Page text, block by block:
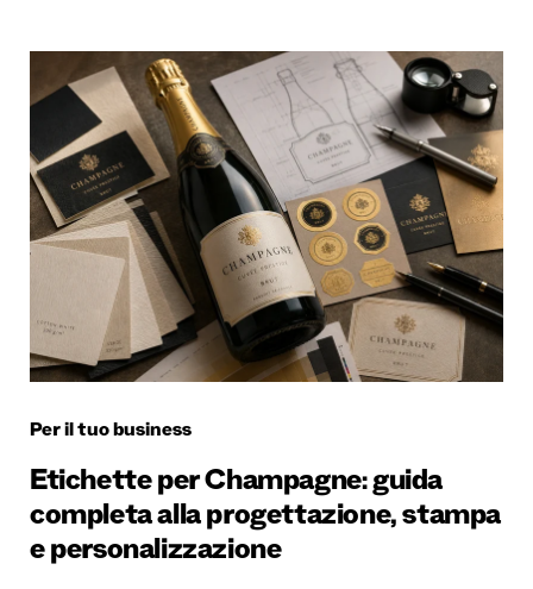
Per il tuo business
Etichette per Champagne: guida
completa alla progettazione, stampa
e personalizzazione